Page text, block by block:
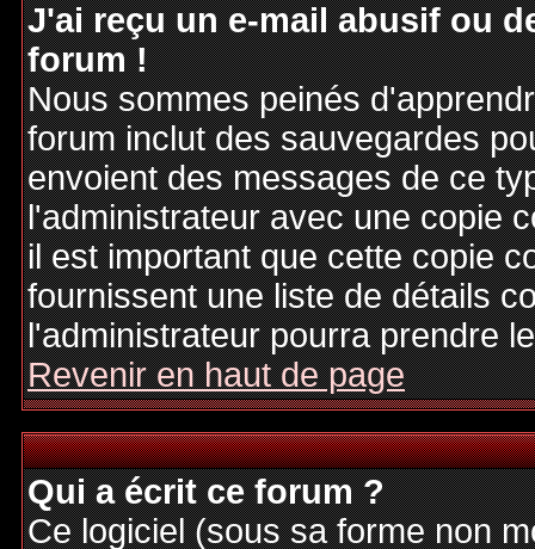
J'ai reçu un e-mail abusif ou
forum !
Nous sommes peinés
forum inclut des sauvegardes
envoient des messages de ce
l'administrateur avec une copie
il est important que cette copie
fournissent une liste de détails
l'administrateur pourra prendre
Revenir en haut de page
Qui a écrit ce forum ?
Ce logiciel (sous sa forme non